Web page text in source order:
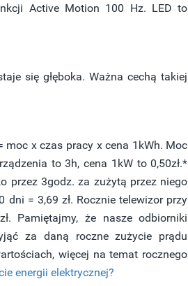
Active Motion 100 Hz. LED to
się głęboka. Ważna cechą takiej
moc x czas pracy x cena 1kWh. Moc
to 3h, cena 1kW to 0,50zł.*
przez 3godz. za zużytą przez niego
dni = 3,69 zł. Rocznie telewizor przy
Pamiętajmy, że nasze odbiorniki
za daną roczne zużycie prądu
więcej na temat rocznego
energii elektrycznej?